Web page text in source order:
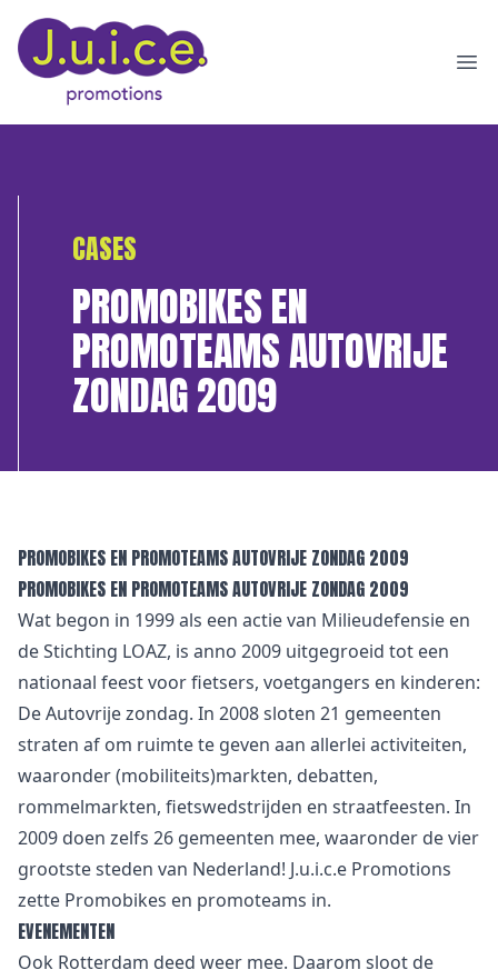
CASES
PROMOBIKES EN
PROMOTEAMS AUTOVRIJE
ZONDAG 2009
PROMOBIKES EN PROMOTEAMS AUTOVRIJE ZONDAG 2009
PROMOBIKES EN PROMOTEAMS AUTOVRIJE ZONDAG 2009
Wat begon in 1999 als een actie van Milieudefensie en
de Stichting LOAZ, is anno 2009 uitgegroeid tot een
nationaal feest voor fietsers, voetgangers en kinderen:
De Autovrije zondag. In 2008 sloten 21 gemeenten
straten af om ruimte te geven aan allerlei activiteiten,
waaronder (mobiliteits)markten, debatten,
rommelmarkten, fietswedstrijden en straatfeesten. In
2009 doen zelfs 26 gemeenten mee, waaronder de vier
grootste steden van Nederland! J.u.i.c.e Promotions
zette Promobikes en promoteams in.
EVENEMENTEN
Ook Rotterdam deed weer mee. Daarom sloot de